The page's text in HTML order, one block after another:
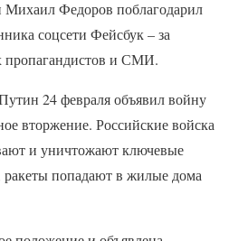
Федоров поблагодарил
соцсети Фейсбук – за
пропагандистов и СМИ.
24 февраля объявил войну
вторжение. Российские войска
и уничтожают ключевые
попадают в жилые дома